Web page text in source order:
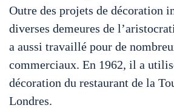
Outre des projets de décoration
diverses demeures de
a aussi travaillé pour de
commerciaux. En 1962, il a
décoration du restaurant de la
Londres.